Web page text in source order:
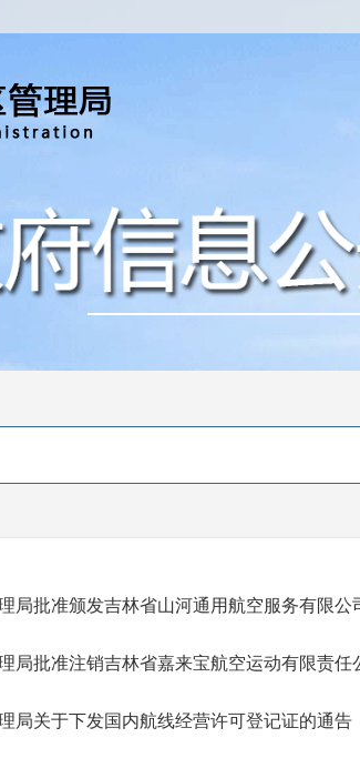
局批准颁发吉林省山河通用航空服务有限公
局批准注销吉林省嘉来宝航空运动有限责任
局关于下发国内航线经营许可登记证的通告